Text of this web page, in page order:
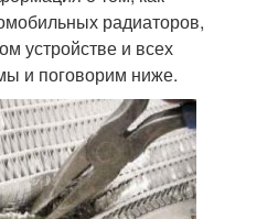
радиаторов,
устройстве и всех
и поговорим ниже.